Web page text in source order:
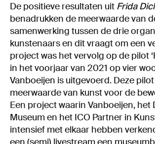
De positieve resultaten uit Frida
benadrukken de meerwaarde van
samenwerking tussen de drie
kunstenaars en dit vraagt om een
project was het vervolg op de pilot
in het voorjaar van 2021 op vier
Vanboeijen is uitgevoerd. Deze
meerwaarde van kunst voor de
Een project waarin Vanboeijen, het
Museum en het ICO Partner in
intensief met elkaar hebben